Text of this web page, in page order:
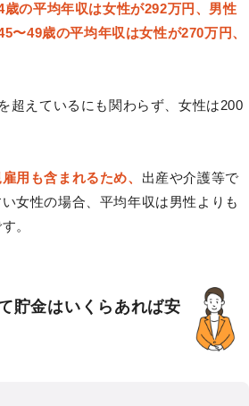
歳の平均年収は女性が292万円、男性
〜49歳の平均年収は女性が270万円、
超えているにも関わらず、女性は200
用も含まれるため、 出産や介護等で
女性の場合、平均年収は男性よりも
。
貯金はいくらあれば安